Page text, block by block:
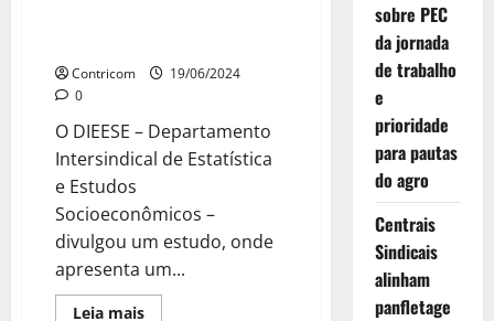
Contricom
19/06/2024
0
O DIEESE – Departamento
Intersindical de Estatística
e Estudos
Socioeconômicos –
divulgou um estudo, onde
apresenta um...
Leia maisLeia
sobre PEC
da jornada
de trabalho
e
prioridade
para pautas
do agro
Centrais
Sindicais
alinham
panfletage